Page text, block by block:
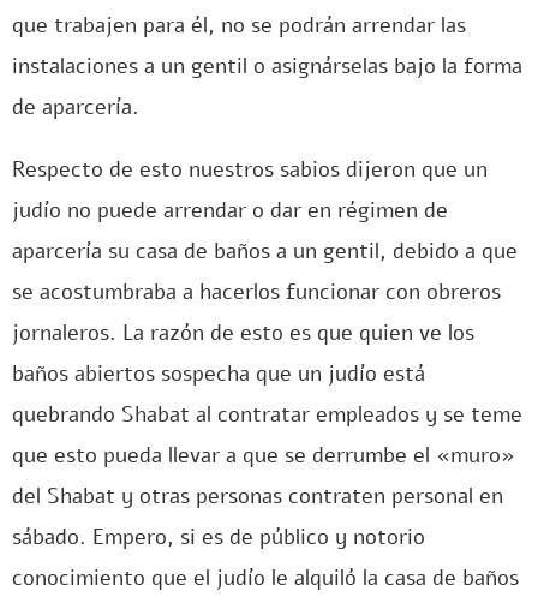
que trabajen para él, no se podrán arrendar las
instalaciones a un gentil o asignárselas bajo la forma
de aparcería.
Respecto de esto nuestros sabios dijeron que un
judío no puede arrendar o dar en régimen de
aparcería su casa de baños a un gentil, debido a que
se acostumbraba a hacerlos funcionar con obreros
jornaleros. La razón de esto es que quien ve los
baños abiertos sospecha que un judío está
quebrando Shabat al contratar empleados y se teme
que esto pueda llevar a que se derrumbe el «muro»
del Shabat y otras personas contraten personal en
sábado. Empero, si es de público y notorio
conocimiento que el judío le alquiló la casa de baños